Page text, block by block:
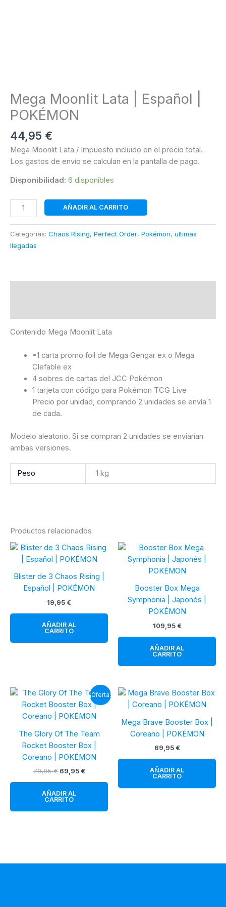
Mega Moonlit Lata | Español |
POKÉMON
44,95 €
Mega Moonlit Lata / Impuesto incluido en el precio total.
Los gastos de envío se calculan en la pantalla de pago.
Disponibilidad: 6 disponibles
Mega
Moonlit
Lata
|
Español
AÑADIR AL CARRITO
Categorías: Chaos Rising, Perfect Order, Pokémon, ultimas
llegadas
Contenido Mega Moonlit Lata
•1 carta promo foil de Mega Gengar ex o Mega
Clefable ex
4 sobres de cartas del JCC Pokémon
1 tarjeta con código para Pokémon TCG Live
Precio por unidad, comprando 2 unidades se envía 1
de cada.
Modelo aleatorio. Si se compran 2 unidades se enviarían
ambas versiones.
Peso 1 kg
Productos relacionados
Blister de 3 Chaos Rising |
Español | POKÉMON
19,95 €
AÑADIR AL
CARRITO
Booster Box Mega
Symphonia | Japonés |
POKÉMON
109,95 €
AÑADIR AL
CARRITO
¡Oferta!
The Glory Of The Team
Rocket Booster Box |
Coreano | POKÉMON
79,95€ El
era:
69,95 €El
AÑADIR AL
CARRITO
Mega Brave Booster Box |
Coreano | POKÉMON
69,95 €
AÑADIR AL
CARRITO